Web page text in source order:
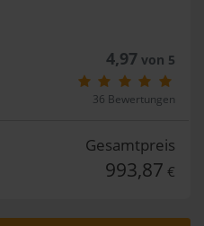
4,97von 5
36 Bewertungen
Gesamtpreis
993,87 €